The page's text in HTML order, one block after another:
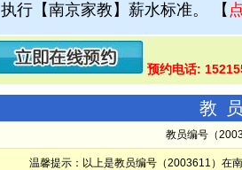
执行【南京家教】薪水标准。 【
预约电话:
教
教员编号（
温馨提示：以上是教员编号（2003611）在